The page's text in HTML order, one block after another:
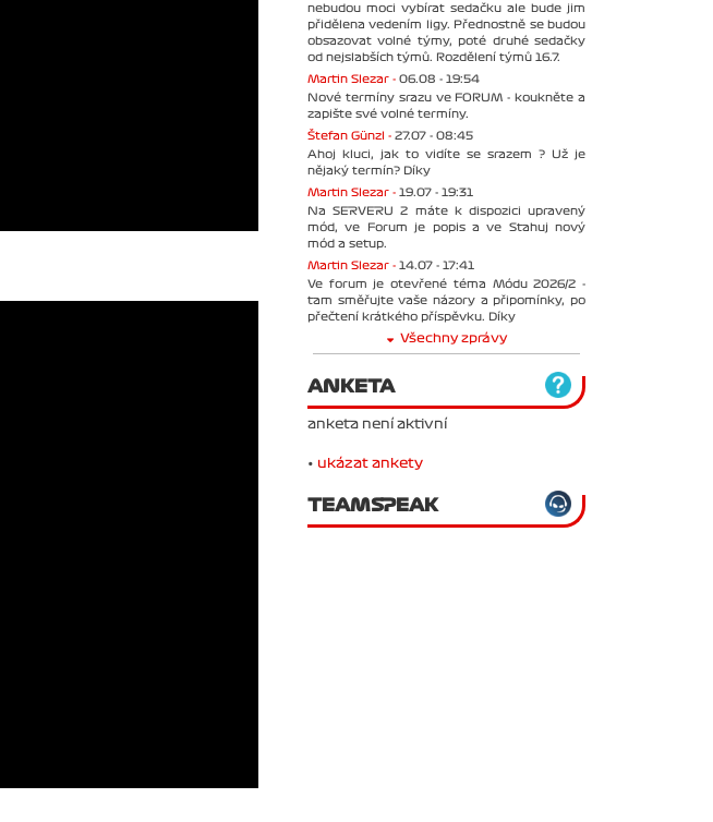
nebudou moci vybírat sedačku ale bude jim
přidělena vedením ligy. Přednostně se budou
obsazovat volné týmy, poté druhé sedačky
od nejslabších týmů. Rozdělení týmů 16.7.
Martin Slezar - 06.08 - 19:54
Nové termíny srazu ve FORUM - koukněte a
zapište své volné termíny.
Štefan Günzl - 27.07 - 08:45
Ahoj kluci, jak to vidíte se srazem ? Už je
nějaký termín? Díky
Martin Slezar - 19.07 - 19:31
Na SERVERU 2 máte k dispozici upravený
mód, ve Forum je popis a ve Stahuj nový
mód a setup.
Martin Slezar - 14.07 - 17:41
Ve forum je otevřené téma Módu 2026/2 -
tam směřujte vaše názory a připomínky, po
přečtení krátkého příspěvku. Díky
Všechny zprávy
ANKETA
anketa není aktivní
• ukázat ankety
TEAMSPEAK